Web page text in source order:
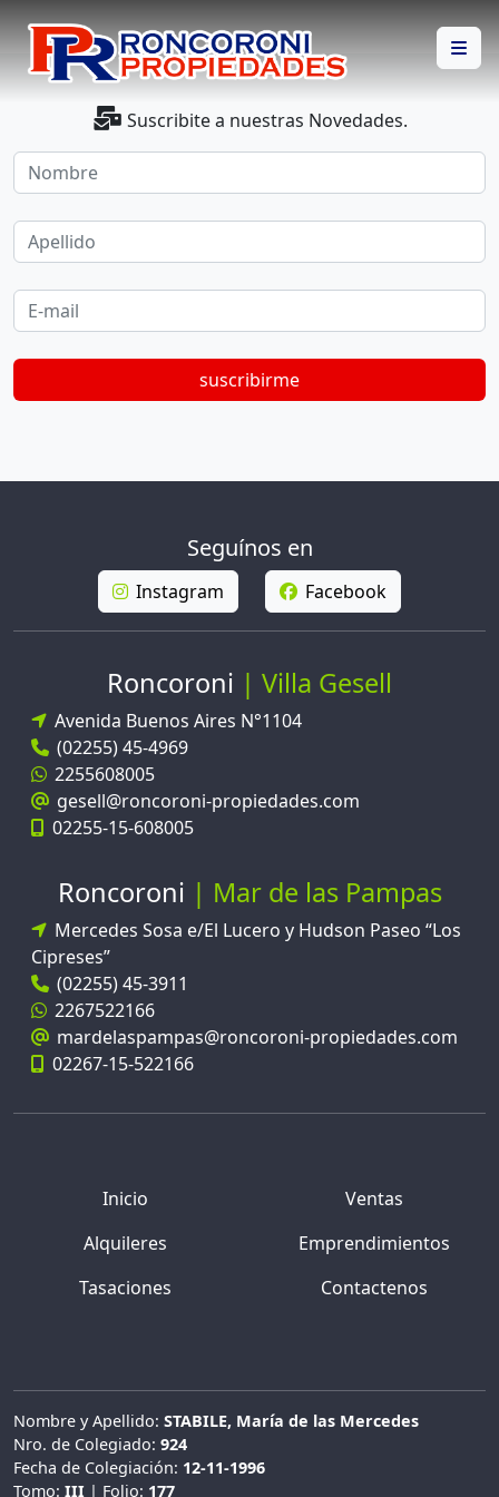
Suscribite a nuestras Novedades.
Nombre
Apellido
E-mail
suscribirme
Seguínos en
Instagram Facebook
Roncoroni Villa Gesell
Avenida Buenos Aires N°1104
(02255) 45-4969
2255608005
gesell@roncoroni-propiedades.com
02255-15-608005
Roncoroni Mar de las Pampas
Mercedes Sosa e/El Lucero y Hudson Paseo “Los
Cipreses”
(02255) 45-3911
2267522166
mardelaspampas@roncoroni-propiedades.com
02267-15-522166
Inicio
Ventas
Alquileres
Emprendimientos
Tasaciones
Contactenos
Nombre y Apellido: STABILE, María de las Mercedes
Nro. de Colegiado: 924
Fecha de Colegiación: 12-11-1996
Tomo: III | Folio: 177